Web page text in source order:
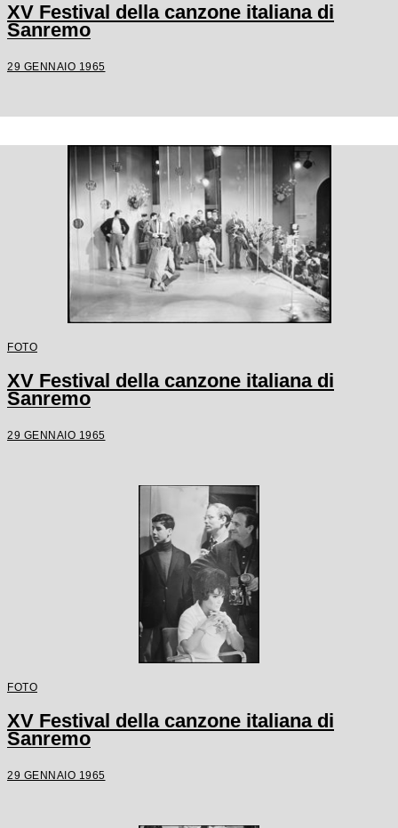
XV Festival della canzone italiana di
Sanremo
29 GENNAIO 1965
FOTO
XV Festival della canzone italiana di
Sanremo
29 GENNAIO 1965
FOTO
XV Festival della canzone italiana di
Sanremo
29 GENNAIO 1965